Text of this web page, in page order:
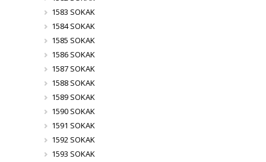
1583 SOKAK
1584 SOKAK
1585 SOKAK
1586 SOKAK
1587 SOKAK
1588 SOKAK
1589 SOKAK
1590 SOKAK
1591 SOKAK
1592 SOKAK
1593 SOKAK